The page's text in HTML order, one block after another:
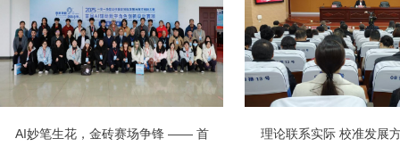
AI妙笔生花，金砖赛场争锋 —— 首 理论联系实际 校准发展